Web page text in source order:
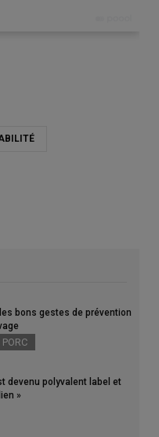
le modèle mis en place
(à droite) grâce à la
dans la SCEA familiale
bons gestes de prévention
PORC
devenu polyvalent label et
»